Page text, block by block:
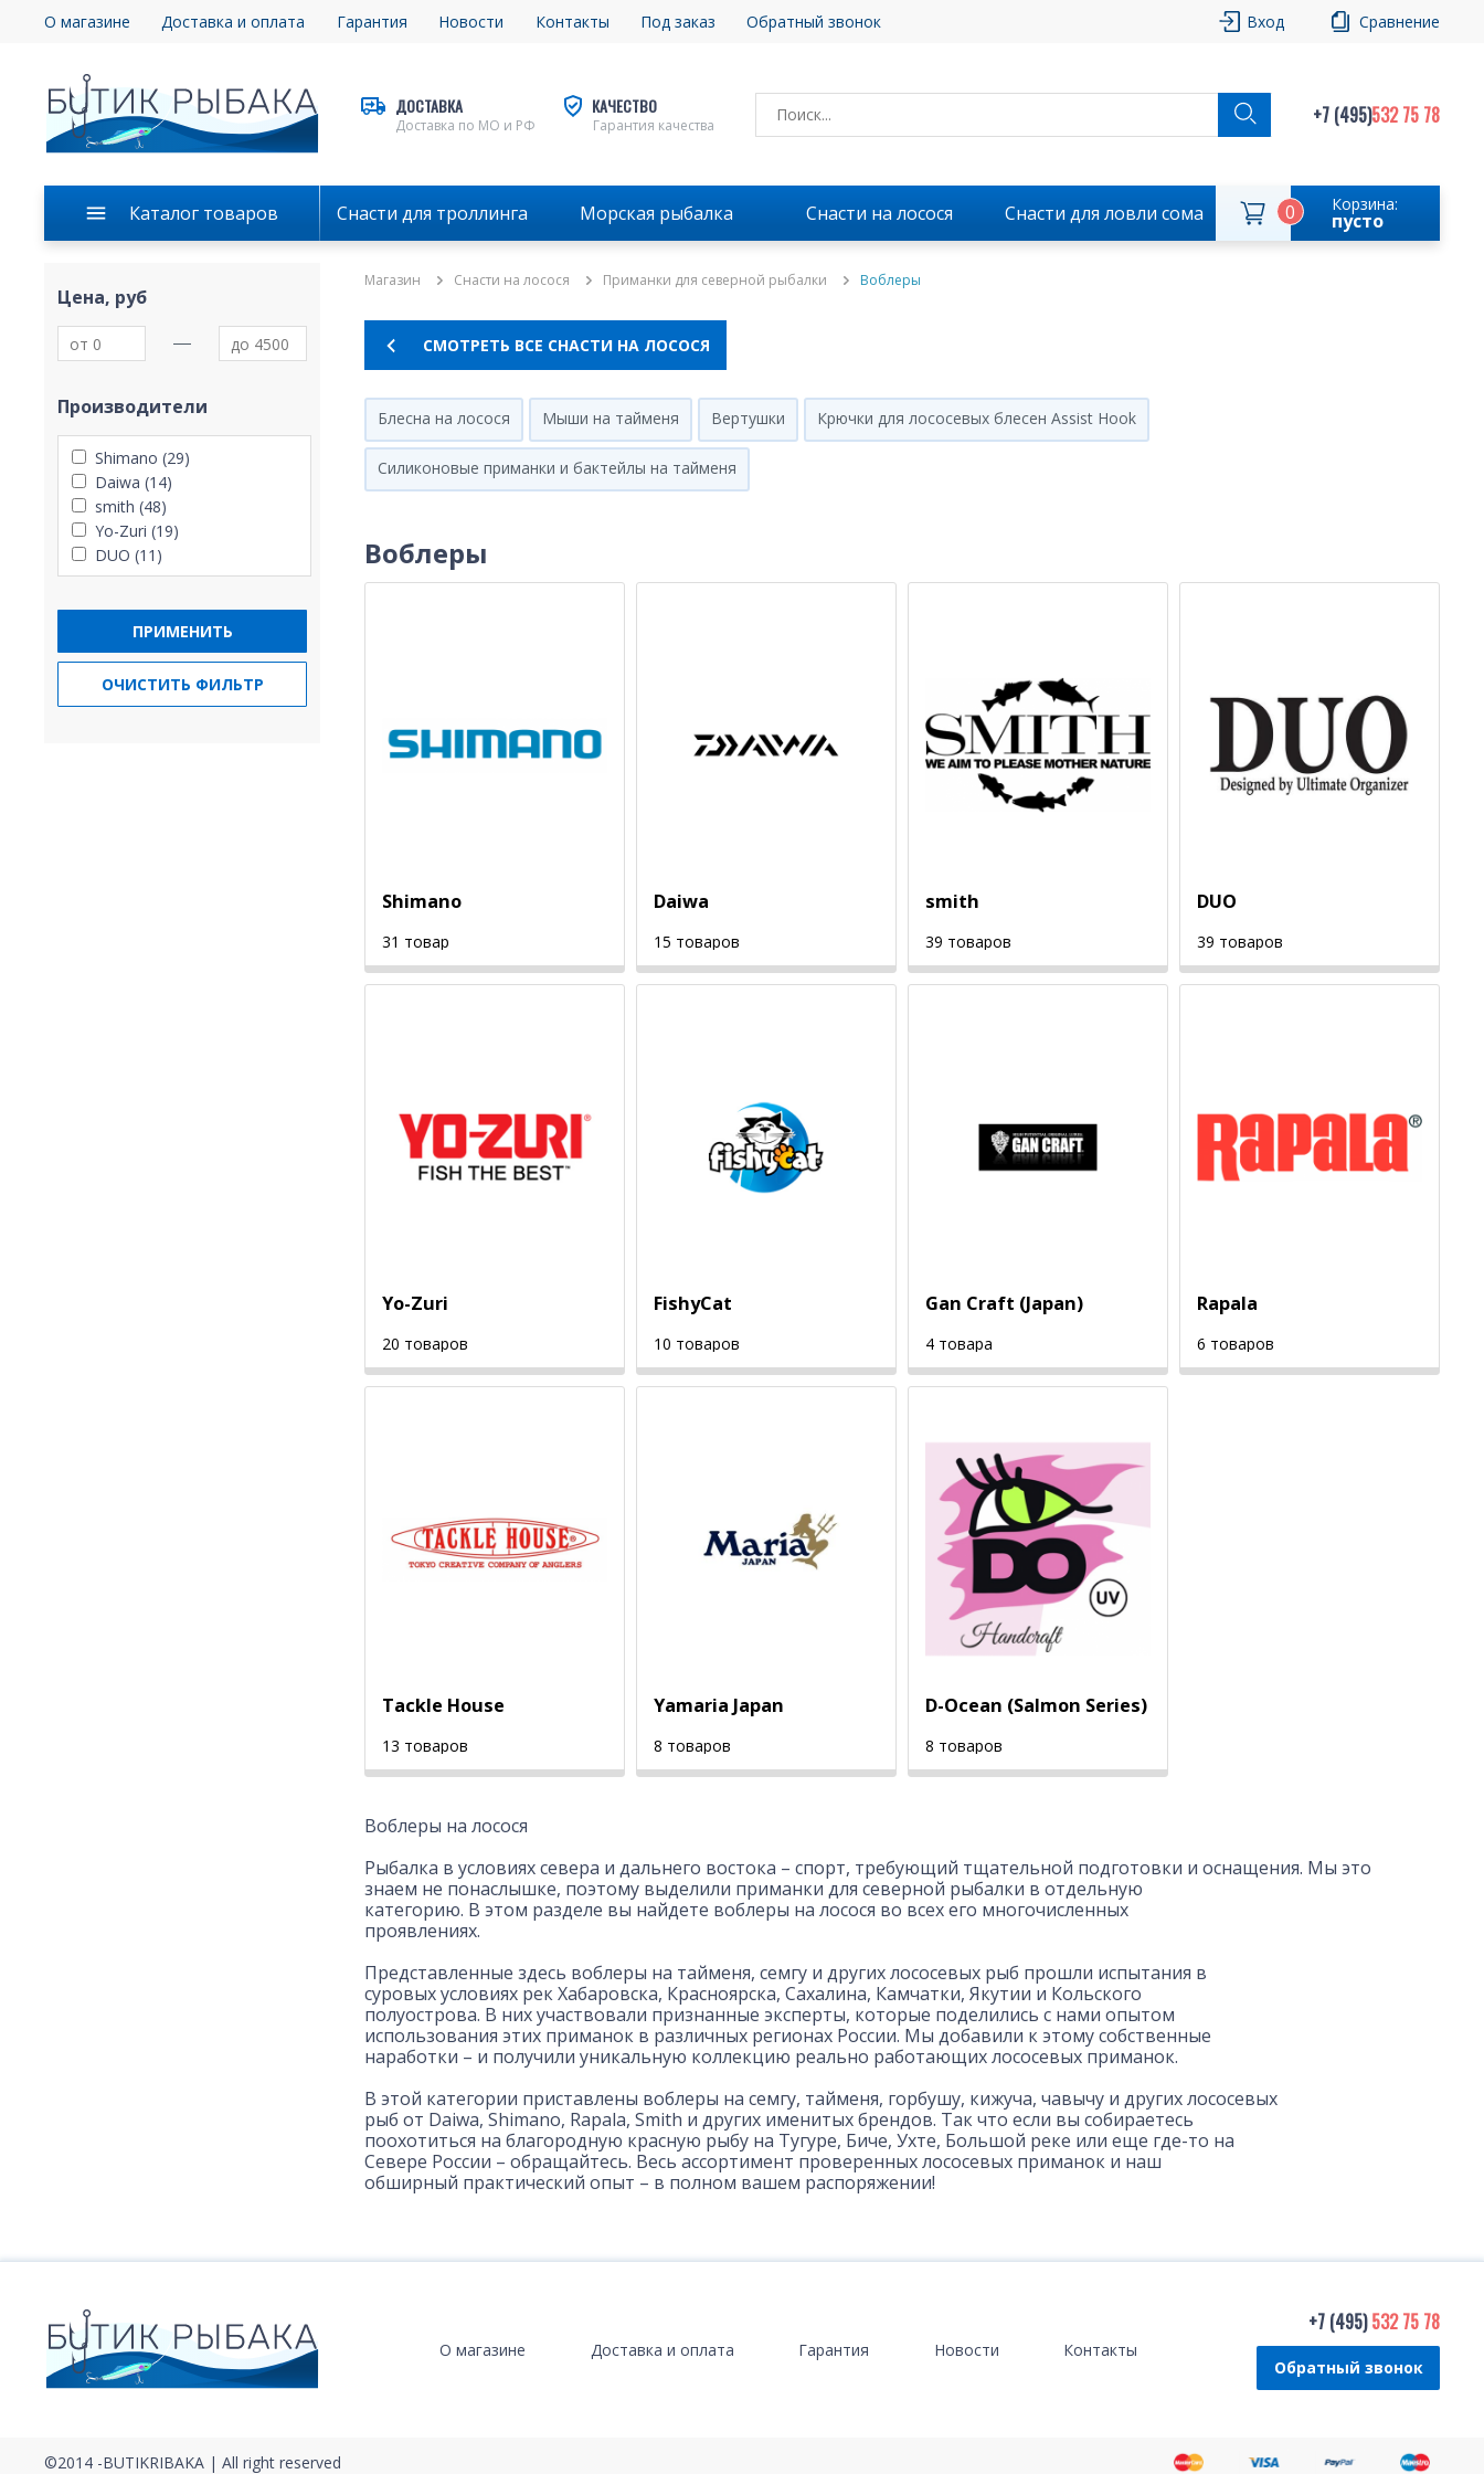
О магазине Доставка и оплата Гарантия Новости Контакты Под заказ Обратный звонок Вход Сравнение
ДОСТАВКА
Доставка по МО и РФ
КАЧЕСТВО
Гарантия качества +7 (495)532 75 78
Каталог товаров Снасти для троллинга Морская рыбалка Снасти на лосося Снасти для ловли сома Корзина:
пусто
0
Цена, руб
Производители
Shimano (29)
Daiwa (14)
smith (48)
Yo-Zuri (19)
DUO (11)
ПРИМЕНИТЬ
ОЧИСТИТЬ ФИЛЬТР
Магазин Снасти на лосося Приманки для северной рыбалки Воблеры
СМОТРЕТЬ ВСЕ СНАСТИ НА ЛОСОСЯ
Блесна на лосося Мыши на тайменя Вертушки Крючки для лососевых блесен Assist Hook
Силиконовые приманки и бактейлы на тайменя
Воблеры
Shimano
31 товар
Daiwa
15 товаров
smith
39 товаров
DUO
39 товаров
Yo-Zuri
20 товаров
FishyCat
10 товаров
Gan Craft (Japan)
4 товара
Rapala
6 товаров
Tackle House
13 товаров
Yamaria Japan
8 товаров
D-Ocean (Salmon Series)
8 товаров
Воблеры на лосося
Рыбалка в условиях севера и дальнего востока – спорт, требующий тщательной подготовки и оснащения. Мы это
знаем не понаслышке, поэтому выделили приманки для северной рыбалки в отдельную
категорию. В этом разделе вы найдете воблеры на лосося во всех его многочисленных
проявлениях.
Представленные здесь воблеры на тайменя, семгу и других лососевых рыб прошли испытания в
суровых условиях рек Хабаровска, Красноярска, Сахалина, Камчатки, Якутии и Кольского
полуострова. В них участвовали признанные эксперты, которые поделились с нами опытом
использования этих приманок в различных регионах России. Мы добавили к этому собственные
наработки – и получили уникальную коллекцию реально работающих лососевых приманок.
В этой категории приставлены воблеры на семгу, тайменя, горбушу, кижуча, чавычу и других лососевых
рыб от Daiwa, Shimano, Rapala, Smith и других именитых брендов. Так что если вы собираетесь
поохотиться на благородную красную рыбу на Тугуре, Биче, Ухте, Большой реке или еще где-то на
Севере России – обращайтесь. Весь ассортимент проверенных лососевых приманок и наш
обширный практический опыт – в полном вашем распоряжении!
О магазине Доставка и оплата Гарантия Новости Контакты
+7 (495)532 75 78
Обратный звонок
©2014 -BUTIKRIBAKA | All right reserved